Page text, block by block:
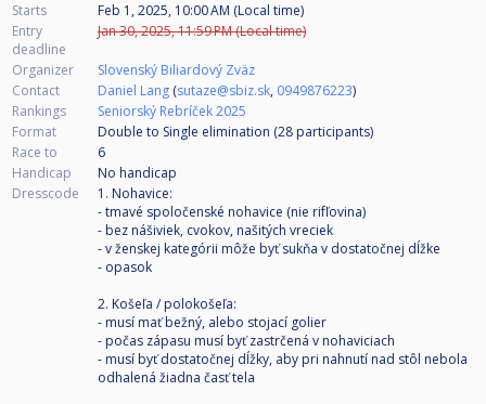
Starts
Feb 1, 2025, 10:00 AM (Local time)
Entry
deadline
Jan 30, 2025, 11:59 PM (Local time)
Organizer
Slovenský Biliardový Zväz
Contact
Daniel Lang (sutaze@sbiz.sk, 0949876223)
Rankings
Seniorský Rebríček 2025
Format
Double to Single elimination (28 participants)
Race to
6
Handicap
No handicap
Dresscode
1. Nohavice:
- tmavé spoločenské nohavice (nie rifľovina)
- bez nášiviek, cvokov, našitých vreciek
- v ženskej kategórii môže byť sukňa v dostatočnej dĺžke
- opasok
2. Košeľa / polokošeľa:
- musí mať bežný, alebo stojací golier
- počas zápasu musí byť zastrčená v nohaviciach
- musí byť dostatočnej dĺžky, aby pri nahnutí nad stôl nebola
odhalená žiadna časť tela